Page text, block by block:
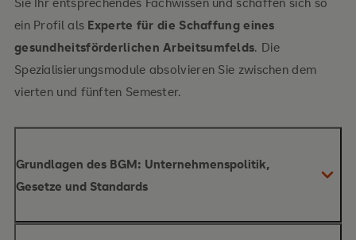
ein Profil als Experte für die Schaffung eines
gesundheitsförderlichen Arbeitsumfelds. Die
Spezialisierungsmodule absolvieren Sie zwischen dem
vierten und fünften Semester.
Grundlagen des BGM: Unternehmenspolitik,
Gesetze und Standards